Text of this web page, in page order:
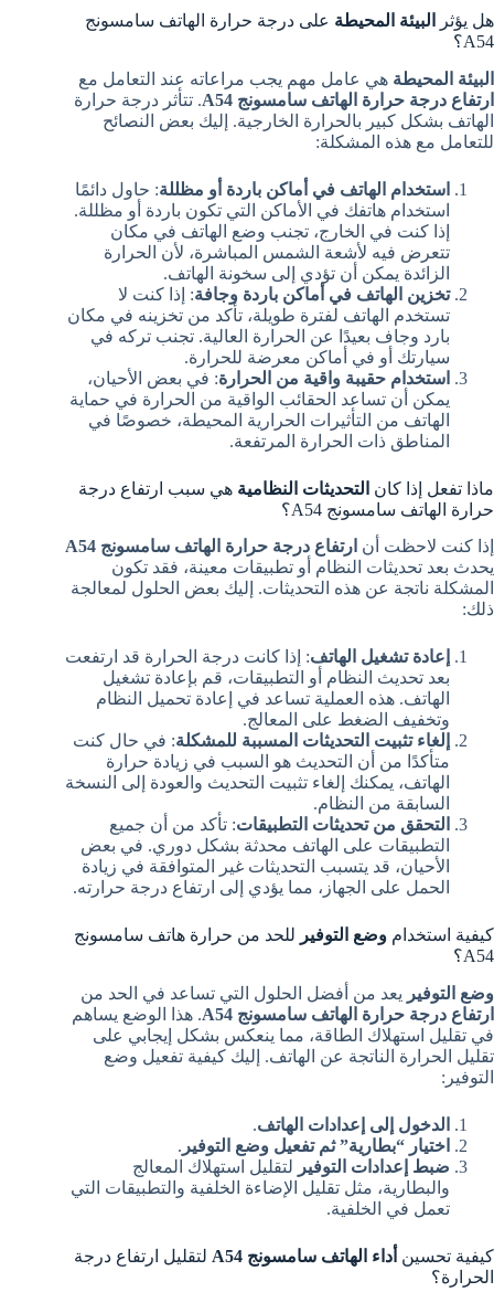
هل يؤثر البيئة المحيطة على درجة حرارة الهاتف سامسونج
A54؟
البيئة المحيطة هي عامل مهم يجب مراعاته عند التعامل مع
ارتفاع درجة حرارة الهاتف سامسونج A54
. تتأثر درجة حرارة
الهاتف بشكل كبير بالحرارة الخارجية. إليك بعض النصائح
للتعامل مع هذه المشكلة:
استخدام الهاتف في أماكن باردة أو مظللة: حاول دائمًا
استخدام هاتفك في الأماكن التي تكون باردة أو مظللة.
إذا كنت في الخارج، تجنب وضع الهاتف في مكان
تتعرض فيه لأشعة الشمس المباشرة، لأن الحرارة
الزائدة يمكن أن تؤدي إلى سخونة الهاتف.
تخزين الهاتف في أماكن باردة وجافة: إذا كنت لا
تستخدم الهاتف لفترة طويلة، تأكد من تخزينه في مكان
بارد وجاف بعيدًا عن الحرارة العالية. تجنب تركه في
سيارتك أو في أماكن معرضة للحرارة.
استخدام حقيبة واقية من الحرارة: في بعض الأحيان،
يمكن أن تساعد الحقائب الواقية من الحرارة في حماية
الهاتف من التأثيرات الحرارية المحيطة، خصوصًا في
المناطق ذات الحرارة المرتفعة.
ماذا تفعل إذا كان التحديثات النظامية هي سبب ارتفاع درجة
حرارة الهاتف سامسونج A54؟
إذا كنت لاحظت أن ارتفاع درجة حرارة الهاتف سامسونج A54
يحدث بعد تحديثات النظام أو تطبيقات معينة، فقد تكون
المشكلة ناتجة عن هذه التحديثات. إليك بعض الحلول لمعالجة
ذلك:
إعادة تشغيل الهاتف: إذا كانت درجة الحرارة قد ارتفعت
بعد تحديث النظام أو التطبيقات، قم بإعادة تشغيل
الهاتف. هذه العملية تساعد في إعادة تحميل النظام
وتخفيف الضغط على المعالج.
إلغاء تثبيت التحديثات المسببة للمشكلة: في حال كنت
متأكدًا من أن التحديث هو السبب في زيادة حرارة
الهاتف، يمكنك إلغاء تثبيت التحديث والعودة إلى النسخة
السابقة من النظام.
التحقق من تحديثات التطبيقات: تأكد من أن جميع
التطبيقات على الهاتف محدثة بشكل دوري. في بعض
الأحيان، قد يتسبب التحديثات غير المتوافقة في زيادة
الحمل على الجهاز، مما يؤدي إلى ارتفاع درجة حرارته.
كيفية استخدام وضع التوفير للحد من حرارة هاتف سامسونج
A54؟
وضع التوفير يعد من أفضل الحلول التي تساعد في الحد من
ارتفاع درجة حرارة الهاتف سامسونج A54
. هذا الوضع يساهم
في تقليل استهلاك الطاقة، مما ينعكس بشكل إيجابي على
تقليل الحرارة الناتجة عن الهاتف. إليك كيفية تفعيل وضع
التوفير:
الدخول إلى إعدادات الهاتف.
اختيار “بطارية” ثم تفعيل وضع التوفير .
ضبط إعدادات التوفير لتقليل استهلاك المعالج
والبطارية، مثل تقليل الإضاءة الخلفية والتطبيقات التي
تعمل في الخلفية.
كيفية تحسين أداء الهاتف سامسونج A54
لتقليل ارتفاع درجة
الحرارة؟